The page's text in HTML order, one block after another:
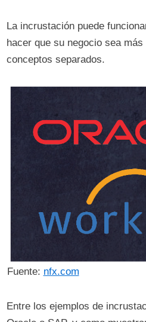
La incrustación puede
hacer que su negocio sea
conceptos separados.
Fuente: nfx.com
Entre los ejemplos de